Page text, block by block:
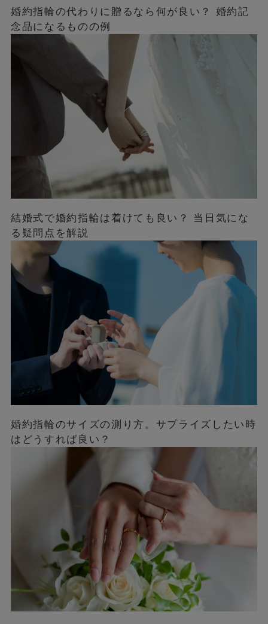
婚約指輪の代わりに贈るなら何が良い？ 婚約記
念品になるものの例
結婚式で婚約指輪は着けても良い？ 当日気にな
る疑問点を解説
婚約指輪のサイズの測り方。サプライズしたい時
はどうすれば良い？